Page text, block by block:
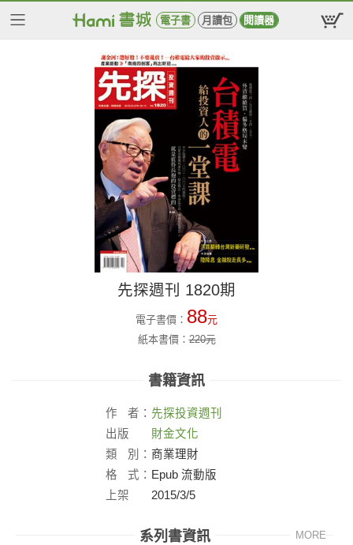
電子書 月讀包 閱讀器
先探週刊 1820期
電子書價： 88元
紙本書價：220元
書籍資訊
作 者： 先探投資週刊
出版
社：
財金文化
類
別： 商業理財
格
式： Epub 流動版
上架
2015/3/5
系列書資訊 MORE